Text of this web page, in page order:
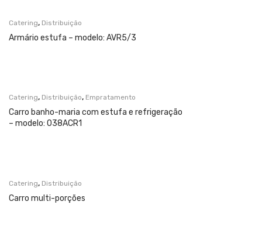
Catering, Distribuição
Armário estufa – modelo: AVR5/3
Catering, Distribuição, Empratamento
Carro banho-maria com estufa e refrigeração
– modelo: 038ACR1
Catering, Distribuição
Carro multi-porções